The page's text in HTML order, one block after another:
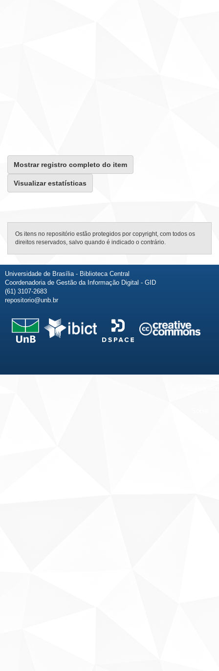
Mostrar registro completo do item
Visualizar estatísticas
Os itens no repositório estão protegidos por copyright, com todos os
direitos reservados, salvo quando é indicado o contrário.
Universidade de Brasília - Biblioteca Central
Coordenadoria de Gestão da Informação Digital - GID
(61) 3107-2683
repositorio@unb.br